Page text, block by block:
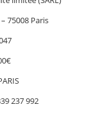
75008 Paris
237 992